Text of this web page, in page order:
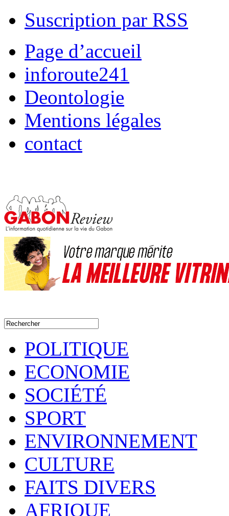
Suscription par RSS
Page d’accueil
inforoute241
Deontologie
Mentions légales
contact
POLITIQUE
ECONOMIE
SOCIÉTÉ
SPORT
ENVIRONNEMENT
CULTURE
FAITS DIVERS
AFRIQUE